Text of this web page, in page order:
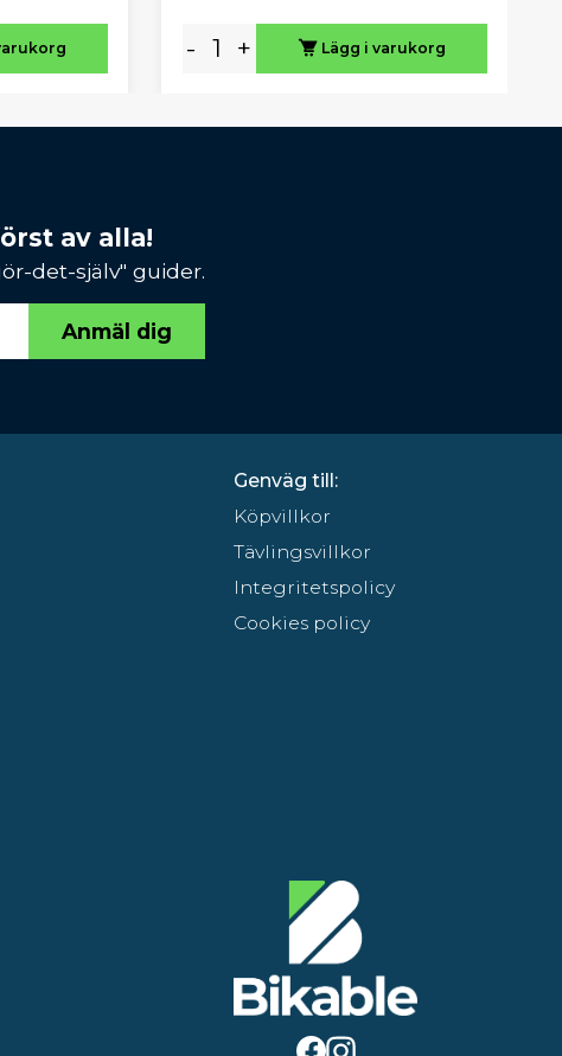
- + Lägg i varukorg
av alla!
det-själv" guider.
Anmäl dig
Genväg till:
Köpvillkor
Tävlingsvillkor
Integritetspolicy
Cookies policy